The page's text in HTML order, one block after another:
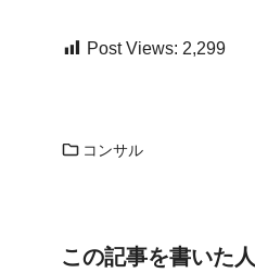
Post Views: 2,299
コンサル
この記事を書いた人